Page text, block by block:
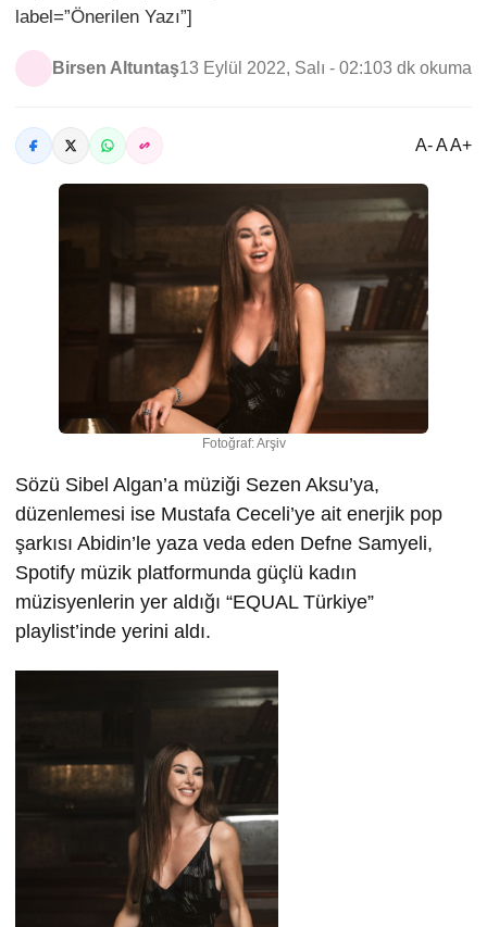
label=”Önerilen Yazı”]
Birsen Altuntaş13 Eylül 2022, Salı - 02:103 dk okuma
A- A A+
Fotoğraf: Arşiv
Sözü Sibel Algan’a müziği Sezen Aksu’ya,
düzenlemesi ise Mustafa Ceceli’ye ait enerjik pop
şarkısı Abidin’le yaza veda eden Defne Samyeli,
Spotify müzik platformunda güçlü kadın
müzisyenlerin yer aldığı “EQUAL Türkiye”
playlist’inde yerini aldı.